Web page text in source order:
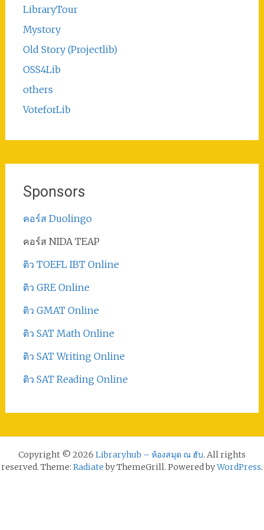
LibraryTour
Mystory
Old Story (Projectlib)
OSS4Lib
others
VoteforLib
Sponsors
คอร์ส Duolingo
คอร์ส NIDA TEAP
ติว TOEFL IBT Online
ติว GRE Online
ติว GMAT Online
ติว SAT Math Online
ติว SAT Writing Online
ติว SAT Reading Online
Copyright © 2026 Libraryhub – ห้องสมุด ณ ฮับ. All rights
reserved. Theme: Radiateby ThemeGrill. Powered byWordPress.